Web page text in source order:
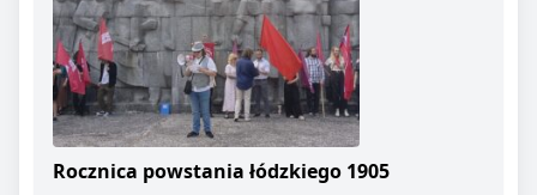
Rocznica powstania łódzkiego 1905